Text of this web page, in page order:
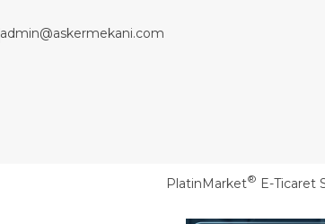
admin@askermekani.com
PlatinMarket® E-Ticaret